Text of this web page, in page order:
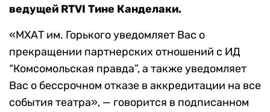
ведущей RTVI Тине Канделаки.
«МХАТ им. Горького уведомляет Вас о
прекращении партнерских отношений с ИД
“Комсомольская правда”, а также уведомляет
Вас о бессрочном отказе в аккредитации на все
события театра», — говорится в подписанном